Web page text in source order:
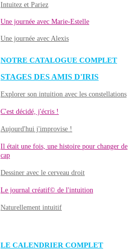
Intuitez et Pariez
Une journée avec Marie-Estelle
Une journée avec Alexis
NOTRE CATALOGUE COMPLET
STAGES DES AMIS D'IRIS
Explorer son intuition avec les constellations
C'est décidé, j'écris !
Aujourd'hui j'improvise !
Il était une fois, une histoire pour changer de
cap
Dessiner avec le cerveau droit
Le journal créatif© de l'intuition
Naturellement intuitif
LE CALENDRIER COMPLET